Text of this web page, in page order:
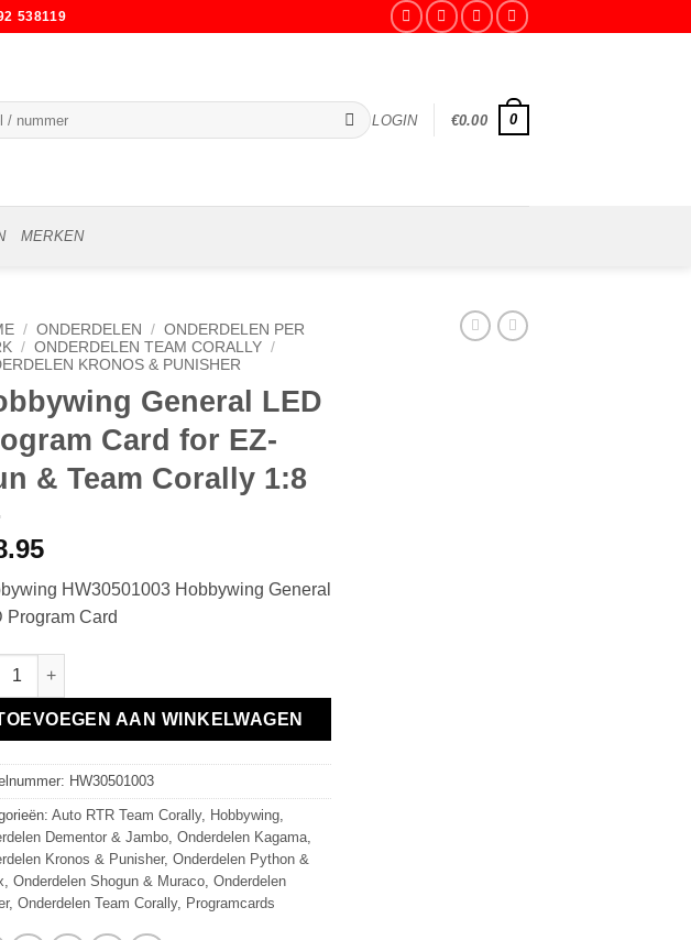
538119
LOGIN €0.00 0
MERKEN
/ ONDERDELEN / ONDERDELEN PER
/ ONDERDELEN TEAM CORALLY /
KRONOS & PUNISHER
General LED
Card for EZ-
& Team Corally 1:8
HW30501003 Hobbywing General
Program Card
General LED Program Card for EZ-Run & Team Corally 1:8 aantal
AAN WINKELWAGEN
HW30501003
Auto RTR Team Corally, Hobbywing
Dementor & Jambo Onderdelen Kagama
Kronos & Punisher, Onderdelen Python &
Onderdelen Shogun & Muraco Onderdelen
, Onderdelen Team Corally, Programcards